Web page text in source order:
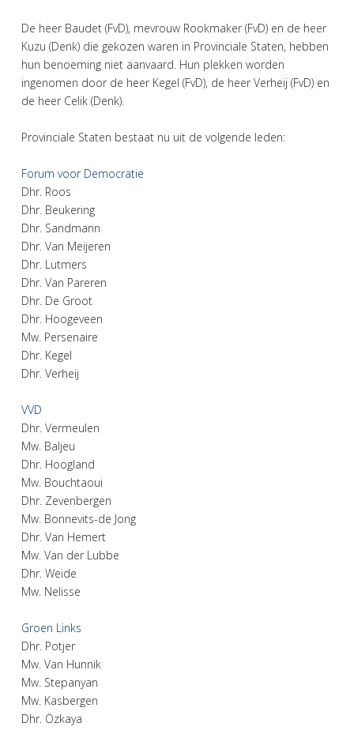
De heer Baudet (FvD), mevrouw Rookmaker (FvD) en de heer
Kuzu (Denk) die gekozen waren in Provinciale Staten, hebben
hun benoeming niet aanvaard. Hun plekken worden
ingenomen door de heer Kegel (FvD), de heer Verheij (FvD) en
de heer Celik (Denk).
Provinciale Staten bestaat nu uit de volgende leden:
Forum voor Democratie
Dhr. Roos
Dhr. Beukering
Dhr. Sandmann
Dhr. Van Meijeren
Dhr. Lutmers
Dhr. Van Pareren
Dhr. De Groot
Dhr. Hoogeveen
Mw. Persenaire
Dhr. Kegel
Dhr. Verheij
VVD
Dhr. Vermeulen
Mw. Baljeu
Dhr. Hoogland
Mw. Bouchtaoui
Dhr. Zevenbergen
Mw. Bonnevits-de Jong
Dhr. Van Hemert
Mw. Van der Lubbe
Dhr. Weide
Mw. Nelisse
Groen Links
Dhr. Potjer
Mw. Van Hunnik
Mw. Stepanyan
Mw. Kasbergen
Dhr. Özkaya